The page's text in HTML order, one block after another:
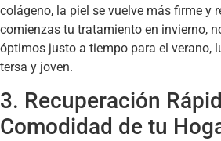
colágeno, la piel se vuelve más firme y
comienzas tu tratamiento en invierno,
óptimos justo a tiempo para el verano,
tersa y joven.
3. Recuperación
Comodidad de tu